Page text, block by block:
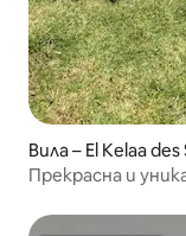
Вила – El Kelaa
Прекрасна и